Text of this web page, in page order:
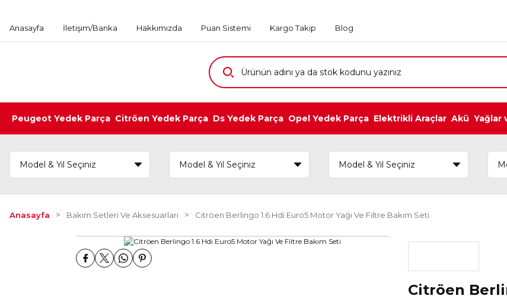
Anasayfa İletişim/Banka Hakkımızda Puan Sistemi Kargo Takip Blog
Peugeot Yedek Parça Citröen Yedek Parça Ds Yedek Parça Opel Yedek Parça Elektrikli Araçlar Akü Yağlar
Anasayfa Bakım Setleri Ve Aksesuarları Citröen Berlingo 1.6 Hdi Euro5 Motor Yağı Ve Filtre Bakım Seti
Citröen